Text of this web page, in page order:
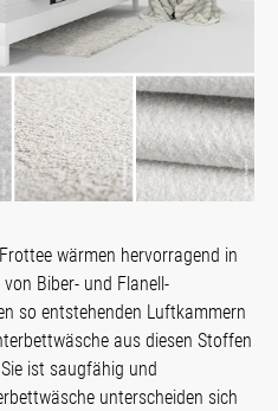
wärmen hervorragend in
Biber- und Flanell-
so entstehenden Luftkammern
aus diesen Stoffen
ist saugfähig und
unterscheiden sich